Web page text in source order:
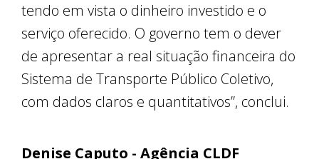
tendo em vista o dinheiro investido e o
serviço oferecido. O governo tem o dever
de apresentar a real situação financeira do
Sistema de Transporte Público Coletivo,
com dados claros e quantitativos”, conclui.
Denise Caputo - Agência CLDF